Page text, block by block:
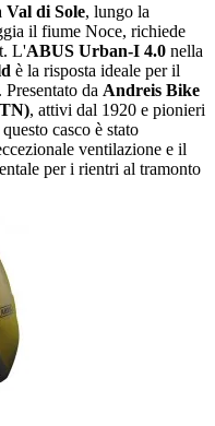
Val di Sole, lungo la
il fiume Noce, richiede
L'ABUS Urban-I 4.0 nella
è la risposta ideale per il
da Andreis Bike
, attivi dal 1920 e pionieri
casco è stato
ventilazione e il
per i rientri al tramonto